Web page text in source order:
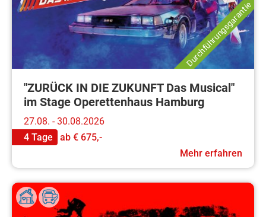
Durchführungsgarantie
"ZURÜCK IN DIE ZUKUNFT Das Musical"
im Stage Operettenhaus Hamburg
27.08. - 30.08.2026
4 Tage
ab € 675,-
Mehr erfahren